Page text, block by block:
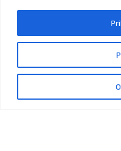
Politika kolačića Politika
Garancije, povrati i